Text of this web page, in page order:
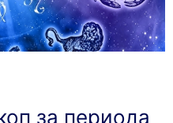
за периода